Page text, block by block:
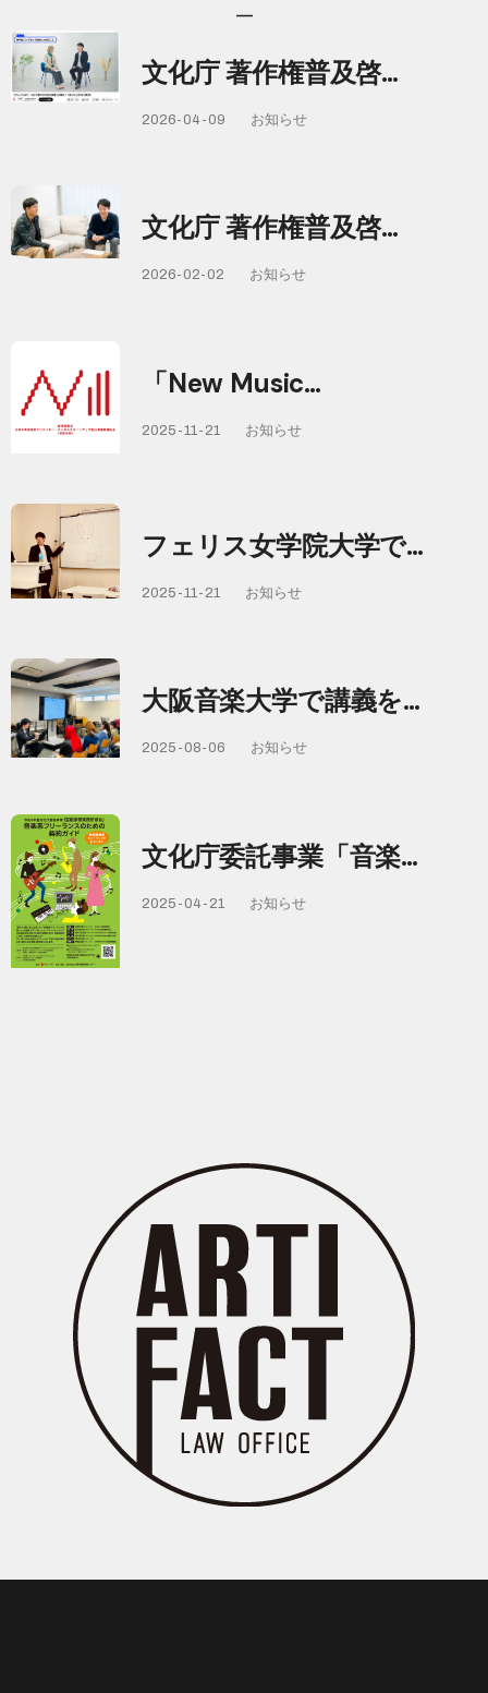
文化庁 著作権普及啓…
2026-04-09 お知らせ
文化庁 著作権普及啓…
2026-02-02 お知らせ
「New Music…
2025-11-21 お知らせ
フェリス女学院大学で…
2025-11-21 お知らせ
大阪音楽大学で講義を…
2025-08-06 お知らせ
文化庁委託事業「音楽…
2025-04-21 お知らせ